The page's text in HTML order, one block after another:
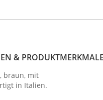
&
braun, mit
in Italien.